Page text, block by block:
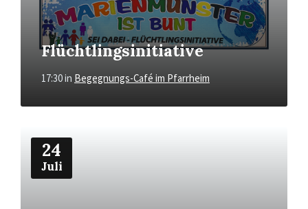
Flüchtlingsinitiative
17:30in Begegnungs-Café im Pfarrheim
24
Juli